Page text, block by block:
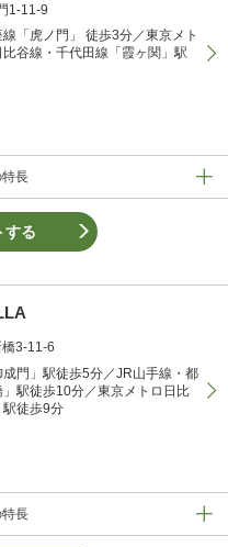
特長
1-11-9
「虎ノ門」 徒歩3分／東京メト
比谷線・千代田線「霞ヶ関」駅
する
長
3-11-6
門」駅徒歩5分／JR山手線・都
駅徒歩10分／東京メトロ日比
徒歩9分